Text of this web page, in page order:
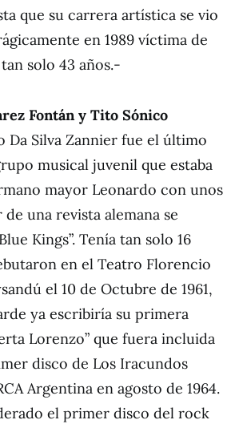
que su carrera artística se vio
en 1989 víctima de
solo 43 años.-
Fontán y Tito Sónico
Da Silva Zannier fue el último
musical juvenil que estaba
mayor Leonardo con unos
una revista alemana se
Kings”. Tenía tan solo 16
en el Teatro Florencio
el 10 de Octubre de 1961,
ya escribiría su primera
Lorenzo” que fuera incluida
disco de Los Iracundos
Argentina en agosto de 1964.
el primer disco del rock